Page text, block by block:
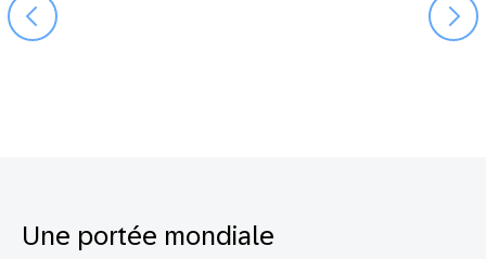
Une portée mondiale